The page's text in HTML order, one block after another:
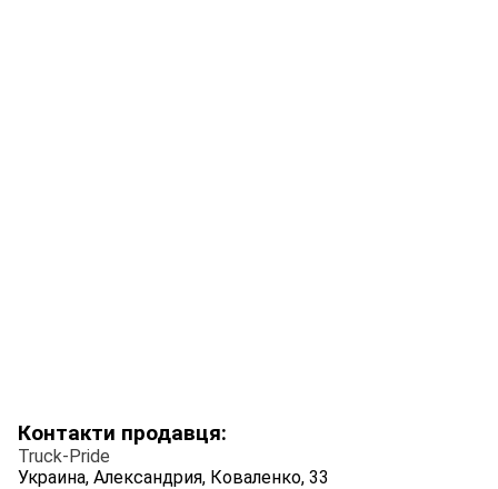
Контакти продавця:
Truck-Pride
Украина, Александрия, Коваленко, 33